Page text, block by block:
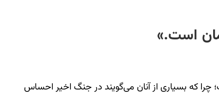
است.»
هویتی مواجه است؛ چرا که بسیاری از آنان می‌گویند در جنگ اخیر احساس